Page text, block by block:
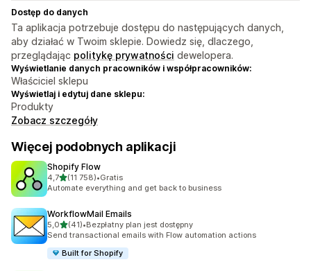
Dostęp do danych
Ta aplikacja potrzebuje dostępu do następujących danych,
aby działać w Twoim sklepie. Dowiedz się, dlaczego,
przeglądając politykę prywatności dewelopera.
Wyświetlanie danych pracowników i współpracowników:
Właściciel sklepu
Wyświetlaj i edytuj dane sklepu:
Produkty
Zobacz szczegóły
Więcej podobnych aplikacji
Shopify Flow
4,7na 5 gwiazdek
(11 758)
Łączna liczba recenzji: 11758
•Gratis
Automate everything and get back to business
WorkflowMail Emails
5,0na 5 gwiazdek
(41)
Łączna liczba recenzji: 41
•Bezpłatny plan jest dostępny
Send transactional emails with Flow automation actions
Built for Shopify